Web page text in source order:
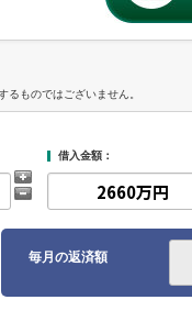
るものではございません。
借入金額：
毎月の返済額